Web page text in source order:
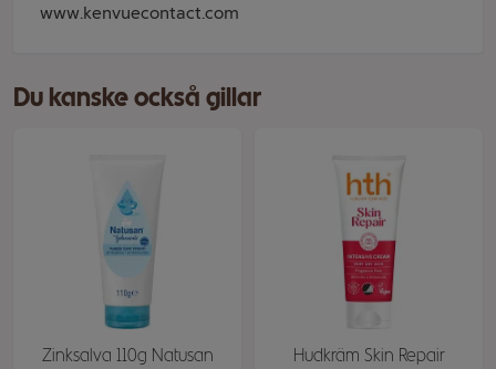
www.kenvuecontact.com
Du kanske också gillar
Zinksalva 110g Natusan
Hudkräm Skin Repair